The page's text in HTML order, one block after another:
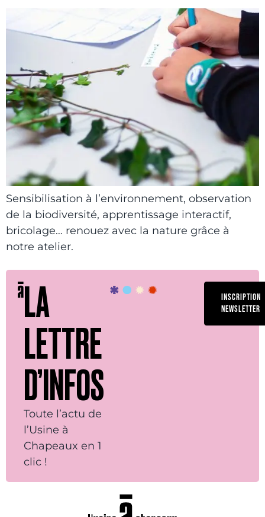
Sensibilisation à l’environnement, observation
de la biodiversité, apprentissage interactif,
bricolage… renouez avec la nature grâce à
notre atelier.
LA
LETTRE
D’INFOS
Toute l’actu de
l’Usine à
Chapeaux en 1
clic !
INSCRIPTION
NEWSLETTER